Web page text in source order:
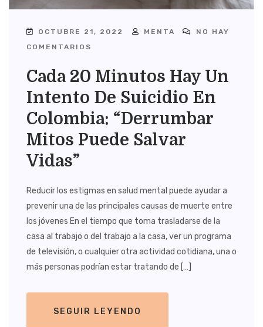
OCTUBRE 21, 2022 MENTA
NO HAY
COMENTARIOS
Cada 20 Minutos Hay Un
Intento De Suicidio En
Colombia: “Derrumbar
Mitos Puede Salvar
Vidas”
Reducir los estigmas en salud mental puede ayudar a
prevenir una de las principales causas de muerte entre
los jóvenes En el tiempo que toma trasladarse de la
casa al trabajo o del trabajo a la casa, ver un programa
de televisión, o cualquier otra actividad cotidiana, una o
más personas podrían estar tratando de […]
SEGUIR LEYENDO